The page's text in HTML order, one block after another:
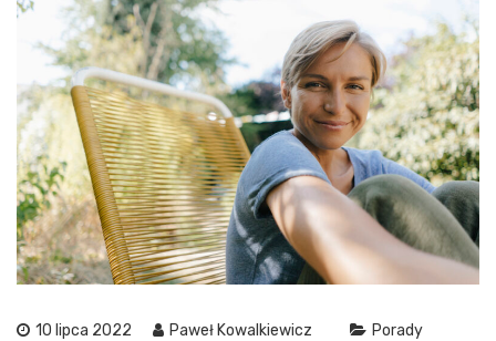
10 lipca 2022 Paweł Kowalkiewicz Porady